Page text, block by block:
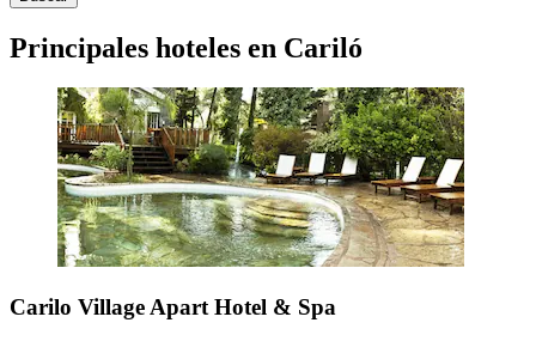
Principales hoteles en Cariló
Carilo Village Apart Hotel & Spa